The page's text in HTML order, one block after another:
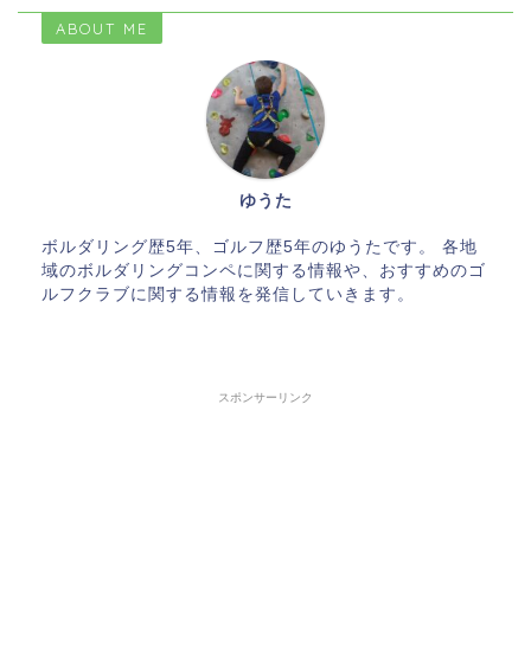
ABOUT ME
ゆうた
ボルダリング歴5年、ゴルフ歴5年のゆうたです。 各地
域のボルダリングコンペに関する情報や、おすすめのゴ
ルフクラブに関する情報を発信していきます。
スポンサーリンク